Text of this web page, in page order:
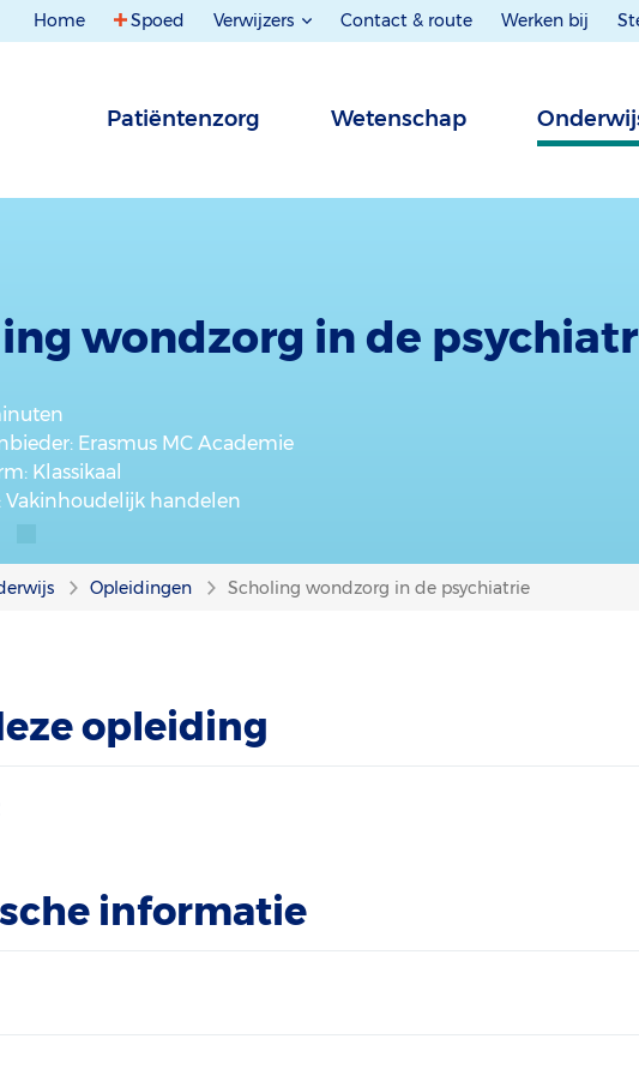
Home Spoed Verwijzers Contact & route Werken bij
Patiëntenzorg Wetenschap
wondzorg in de
: Erasmus MC Academie
: Klassikaal
: Vakinhoudelijk handelen
Opleidingen Scholing wondzorg in de psychiatrie
opleiding
informatie